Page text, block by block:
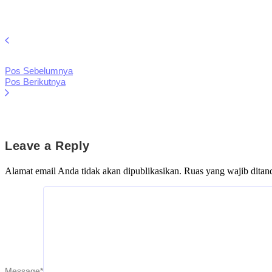
Pos Sebelumnya
Pos Berikutnya
Leave a Reply
Alamat email Anda tidak akan dipublikasikan. Ruas yang wajib